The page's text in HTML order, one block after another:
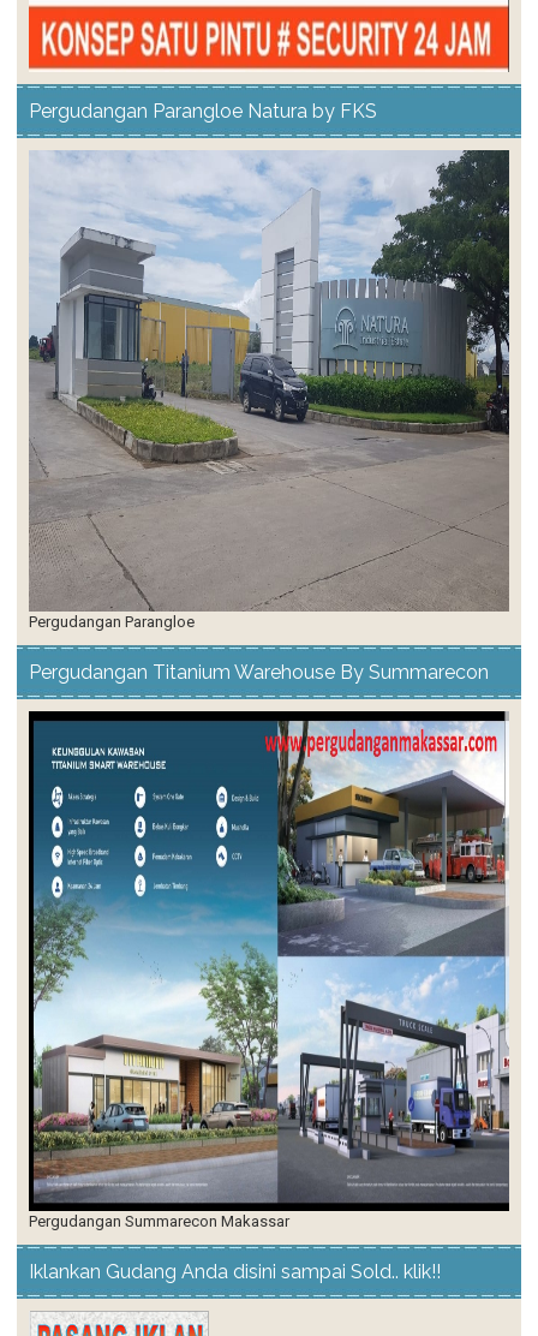
Pergudangan Parangloe Natura by FKS
Pergudangan Parangloe
Pergudangan Titanium Warehouse By Summarecon
Pergudangan Summarecon Makassar
Iklankan Gudang Anda disini sampai Sold.. klik!!